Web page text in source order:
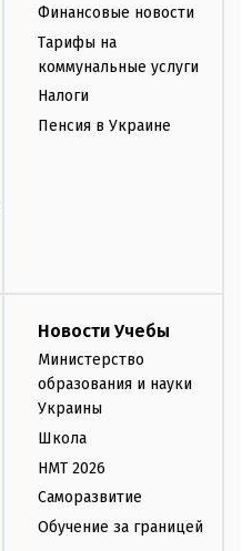
Финансовые новости
Тарифы на
коммунальные услуги
Налоги
Пенсия в Украине
Новости Учебы
Министерство
образования и науки
Украины
Школа
НМТ 2026
Саморазвитие
Обучение за границей